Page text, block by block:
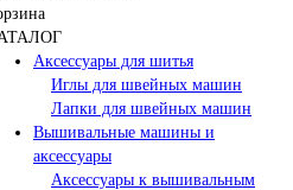
Аксессуары для шитья
Иглы для швейных машин
Лапки для швейных машин
Вышивальные машины и
аксессуары
Аксессуары к вышивальным